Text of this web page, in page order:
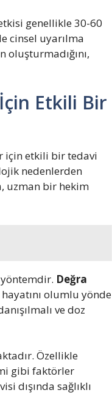
genellikle 30-60
cinsel uyarılma
Etkili Bir
için etkili bir tedavi
nedenlerden
uzman bir hekim
Değra
olumlu yönde
ve doz
Özellikle
gibi faktörler
dışında sağlıklı